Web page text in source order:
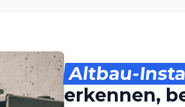
Altbau-
erkennen,